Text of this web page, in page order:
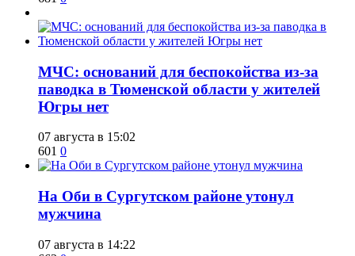
​МЧС: оснований для беспокойства из-за
паводка в Тюменской области у жителей
Югры нет
07 августа в 15:02
601 0
​На Оби в Сургутском районе утонул
мужчина
07 августа в 14:22